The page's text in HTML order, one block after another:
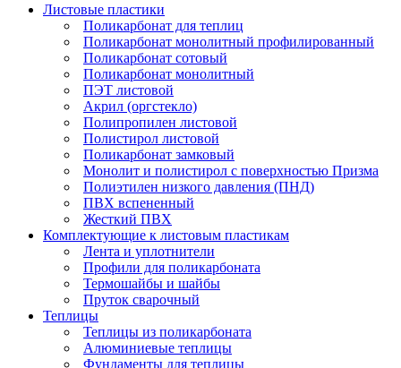
Листовые пластики
Поликарбонат для теплиц
Поликарбонат монолитный профилированный
Поликарбонат сотовый
Поликарбонат монолитный
ПЭТ листовой
Акрил (оргстекло)
Полипропилен листовой
Полистирол листовой
Поликарбонат замковый
Монолит и полистирол с поверхностью Призма
Полиэтилен низкого давления (ПНД)
ПВХ вспененный
Жесткий ПВХ
Комплектующие к листовым пластикам
Лента и уплотнители
Профили для поликарбоната
Термошайбы и шайбы
Пруток сварочный
Теплицы
Теплицы из поликарбоната
Алюминиевые теплицы
Фундаменты для теплицы